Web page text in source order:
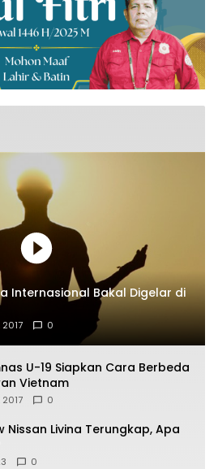
Internasional Bakal Digelar di
0
U-19 Siapkan Cara Berbeda
Vietnam
0
Nissan Livina Terungkap, Apa
0